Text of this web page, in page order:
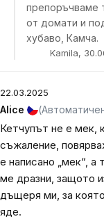
препоръчваме
от домати и
хубаво, Камча.
Kamila,
22.03.2025
Alice
Кетчупът не е мек,
съжаление,
е написано „мек“,
ме дразни, защото
дъщеря ми, за
яде.